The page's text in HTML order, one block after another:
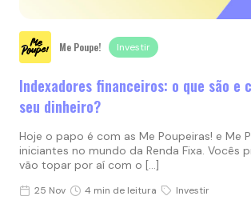
Me Poupe! Investir
Indexadores financeiros: o que são e
seu dinheiro?
Hoje o papo é com as Me Poupeiras! e Me
iniciantes no mundo da Renda Fixa. Vocês
vão topar por aí com o […]
25 Nov 4 min de leitura Investir